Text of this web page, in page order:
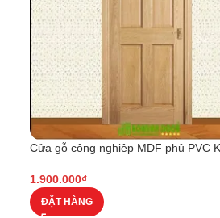
Cửa gỗ công nghiệp MDF phủ PVC
1.900.000₫
ĐẶT HÀNG